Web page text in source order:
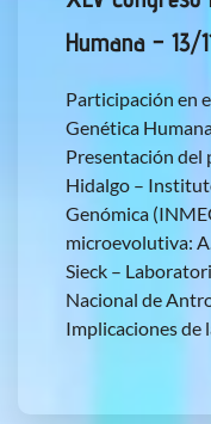
Humana – 13/
Participación en
Genética
Presentación del
Hidalgo –
Genómica
microevolutiva:
Sieck –
Nacional de
Implicaciones de